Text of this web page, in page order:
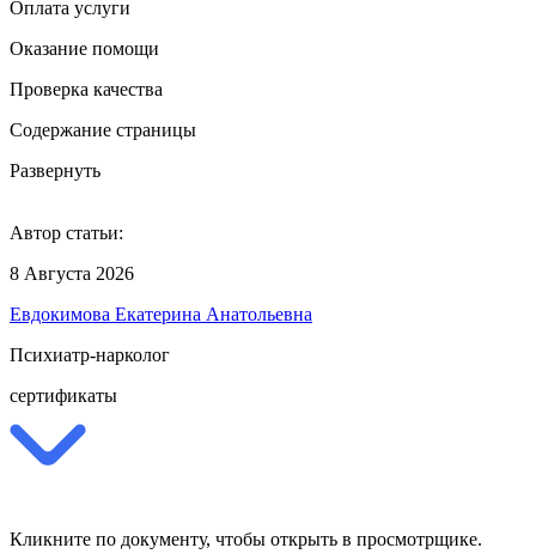
Оплата услуги
Оказание помощи
Проверка качества
Содержание страницы
Развернуть
Автор статьи:
8 Августа 2026
Евдокимова Екатерина Анатольевна
Психиатр-нарколог
сертификаты
Кликните по документу, чтобы открыть в просмотрщике.